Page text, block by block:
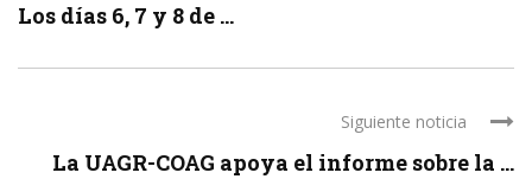
Los días 6, 7 y 8 de ...
Siguiente noticia
La UAGR-COAG apoya el informe sobre la ...